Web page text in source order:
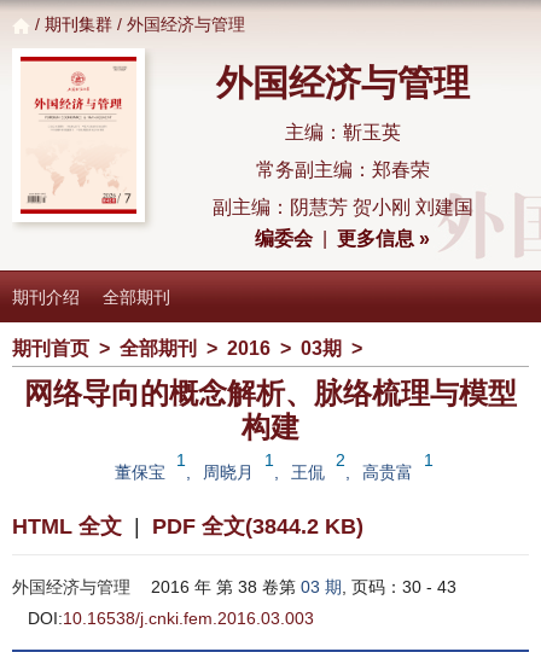
/ 期刊集群 / 外国经济与管理
外国经济与管理
主编：靳玉英
常务副主编：郑春荣
副主编：阴慧芳 贺小刚 刘建国
编委会|更多信息 »
期刊介绍 全部期刊
期刊首页 > 全部期刊 > 2016 > 03期 >
网络导向的概念解析、脉络梳理与模型
构建
董保宝
1
周晓月
1
王侃
2
高贵富
1
HTML 全文 PDF 全文(3844.2 KB)
外国经济与管理 2016 年 第 38 卷第 03 期 , 页码：30 - 43
DOI:10.16538/j.cnki.fem.2016.03.003